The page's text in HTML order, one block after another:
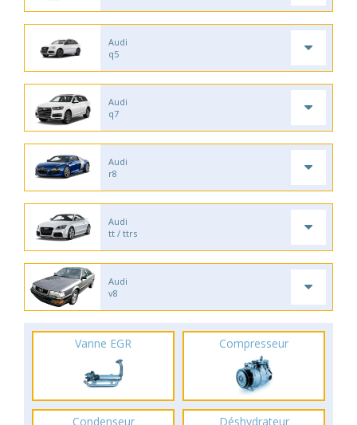
Audi
q5
Audi
q7
Audi
r8
Audi
tt / ttrs
Audi
v8
Vanne EGR Compresseur
Condenseur Déshydrateur